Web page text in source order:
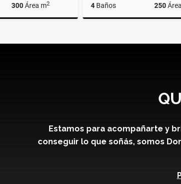
300Área m2
$2.500.000
4 Baños 250
$2.300.000
Estamos para acompañarte y
conseguir lo que soñás, somos